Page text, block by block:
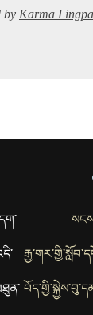
by Karma Lingpa